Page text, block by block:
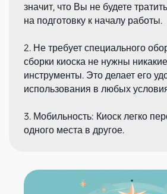
значит, что Вы не будете
на подготовку к началу работы.
2. Не требует специального
сборки киоска не нужны
инструменты. Это делает его
использования в любых
3. Мобильность: Киоск легко
одного места в другое.